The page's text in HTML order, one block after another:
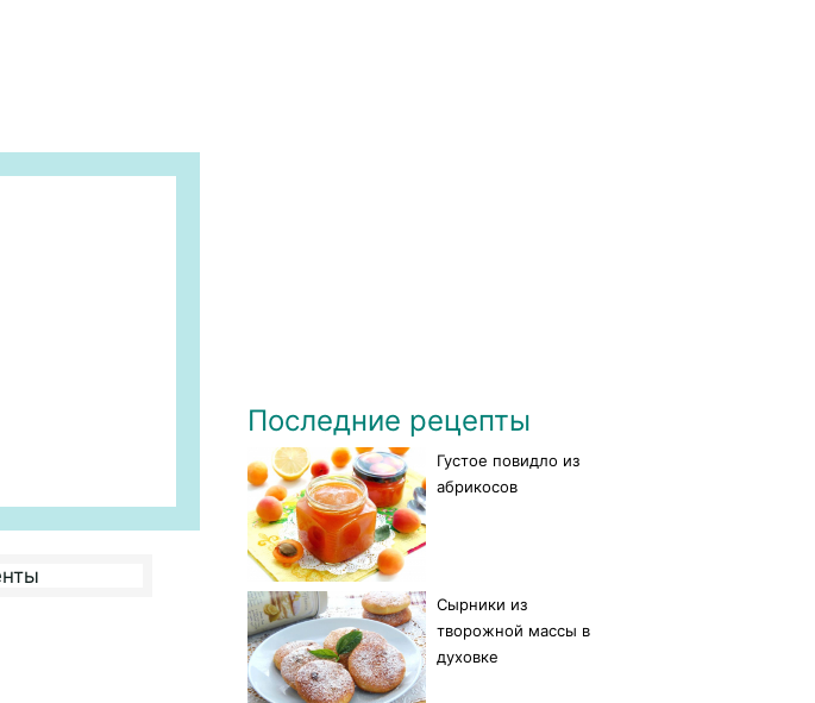
Последние рецепты
Густое повидло из
абрикосов
Сырники из
творожной массы в
духовке